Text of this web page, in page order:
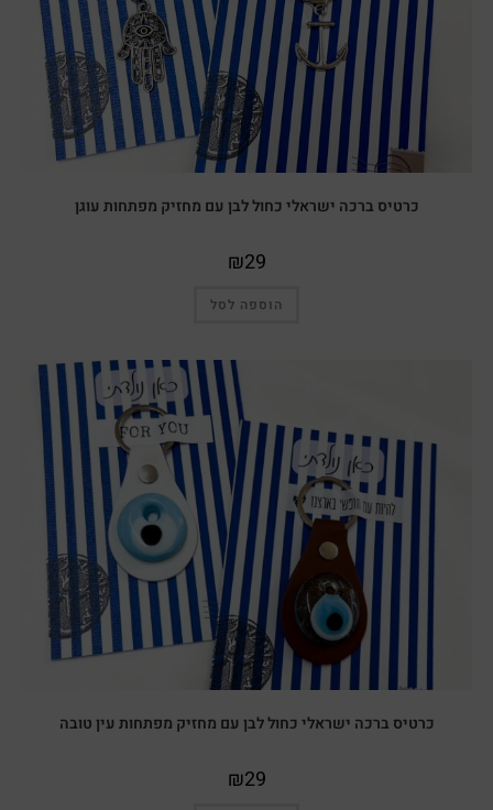
כרטיס ברכה ישראלי כחול לבן עם מחזיק מפתחות עוגן
₪29
הוספה לסל
כרטיס ברכה ישראלי כחול לבן עם מחזיק מפתחות עין טובה
₪29